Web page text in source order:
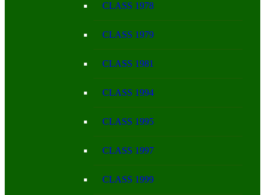
CLASS 1978
CLASS 1979
CLASS 1981
CLASS 1994
CLASS 1995
CLASS 1997
CLASS 1999